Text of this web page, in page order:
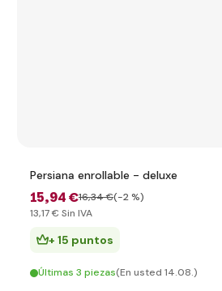
Persiana enrollable - deluxe
15,94 €16,34 €(-2 %)
13,17 € Sin IVA
+ 15 puntos
Últimas 3 piezas(En usted 14.08.)